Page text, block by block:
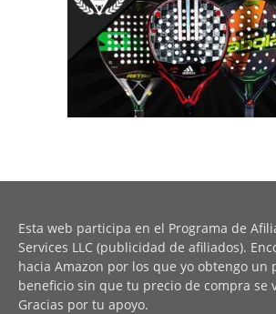
Esta web participa en el Programa de
Services LLC (publicidad de afiliados).
hacia Amazon por los que yo obtengo un
beneficio sin que tu precio de compra se
Gracias por tu apoyo.